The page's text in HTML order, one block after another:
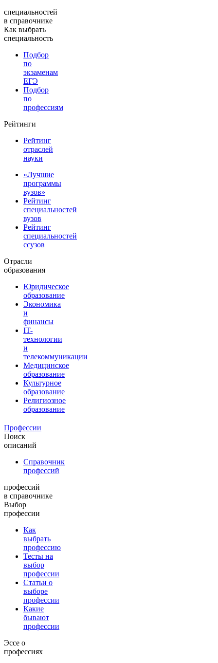
специальностей
в справочнике
Как выбрать
специальность
Подбор
по
экзаменам
ЕГЭ
Подбор
по
профессиям
Рейтинги
Рейтинг
отраслей
науки
«Лучшие
программы
вузов»
Рейтинг
специальностей
вузов
Рейтинг
специальностей
ссузов
Отрасли
образования
Юридическое
образование
Экономика
и
финансы
IT-
технологии
и
телекоммуникации
Медицинское
образование
Культурное
образование
Религиозное
образование
Профессии
Поиск
описаний
Справочник
профессий
профессий
в справочнике
Выбор
профессии
Как
выбрать
профессию
Тесты на
выбор
профессии
Статьи о
выборе
профессии
Какие
бывают
профессии
Эссе о
профессиях